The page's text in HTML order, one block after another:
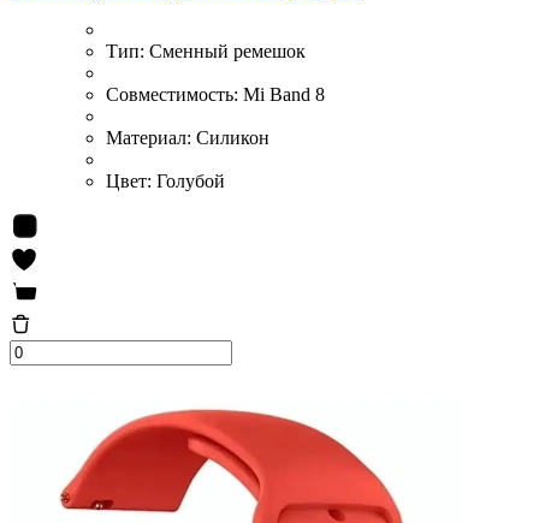
Тип: Сменный ремешок
Совместимость: Mi Band 8
Материал: Силикон
Цвет: Голубой